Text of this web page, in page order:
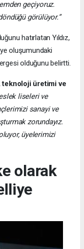
geçiyoruz.
görülüyor.”
hatırlatan Yıldız,
oluşumundaki
olduğunu belirtti.
teknoloji üretimi ve
liseleri ve
sanayi ve
zorundayız.
üyelerimizi
olarak